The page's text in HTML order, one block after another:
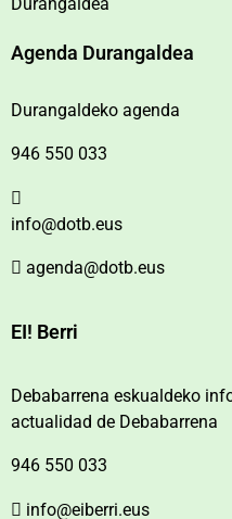
Agenda Durangaldea
Durangaldeko agenda
946 550 033
info@dotb.eus
agenda@dotb.eus
EI! Berri
Debabarrena eskualdeko
actualidad de Debabarrena
946 550 033
info@eiberri.eus